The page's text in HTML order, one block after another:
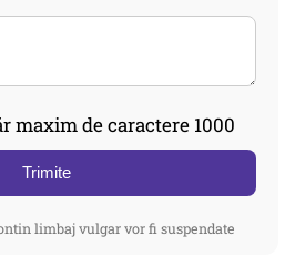
maxim de caractere 1000
Trimite
limbaj vulgar vor fi suspendate